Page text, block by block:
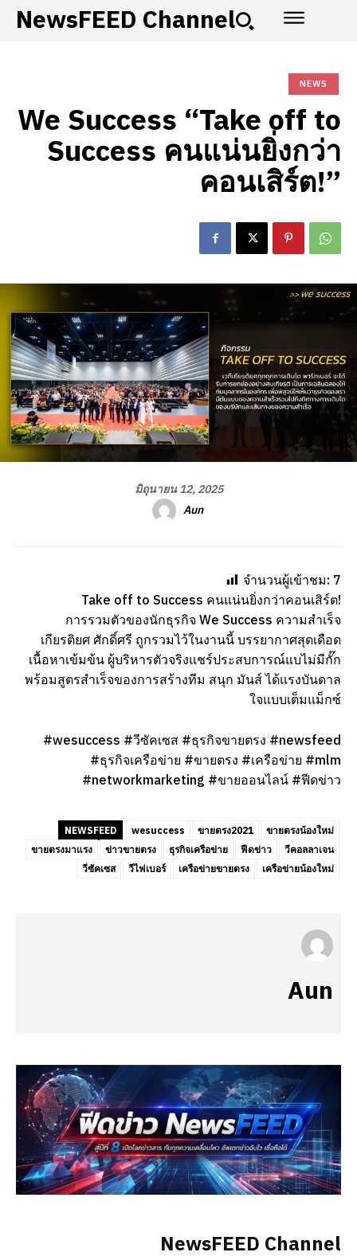
NewsFEED Channel
NewsFEED Channel
NEWS
We Success “Take off to
Success คนแน่นยิ่งกว่า
คอนเสิร์ต!”
มิถุนายน 12, 2025
Aun
จำนวนผู้เข้าชม: 7
Take off to Success คนแน่นยิ่งกว่าคอนเสิร์ต!
การรวมตัวของนักธุรกิจ We Success ความสำเร็จ
เกียรติยศ ศักดิ์ศรี ถูกรวมไว้ในงานนี้ บรรยากาศสุดเดือด
เนื้อหาเข้มข้น ผู้บริหารตัวจริงแชร์ประสบการณ์แบไม่มีกั๊ก
พร้อมสูตรสำเร็จของการสร้างทีม สนุก มันส์ ได้แรงบันดาล
ใจแบบเต็มแม็กซ์
#wesuccess #วีซัคเซส #ธุรกิจขายตรง #newsfeed
#ธุรกิจเครือข่าย #ขายตรง #เครือข่าย #mlm
#networkmarketing #ขายออนไลน์ #ฟีดข่าว
NEWSFEED wesuccess ขายตรง2021
ขายตรงน้องใหม่
ขายตรงมาแรง
ข่าวขายตรง ธุรกิจเครือข่าย ฟีดข่าว
วีคอลลาเจน
วีซัคเซส
วีไฟเบอร์ เครือข่ายขายตรง เครือข่ายน้องใหม่
Aun